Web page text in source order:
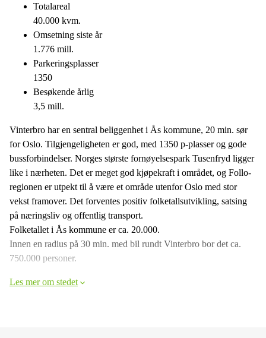
Totalareal
40.000 kvm.
Omsetning siste år
1.776 mill.
Parkeringsplasser
1350
Besøkende årlig
3,5 mill.
Vinterbro har en sentral beliggenhet i Ås kommune, 20 min. sør
for Oslo. Tilgjengeligheten er god, med 1350 p-plasser og gode
bussforbindelser. Norges største fornøyelsespark Tusenfryd ligger
like i nærheten. Det er meget god kjøpekraft i området, og Follo-
regionen er utpekt til å være et område utenfor Oslo med stor
vekst framover. Det forventes positiv folketallsutvikling, satsing
på næringsliv og offentlig transport.
Folketallet i Ås kommune er ca. 20.000.
Innen en radius på 30 min. med bil rundt Vinterbro bor det ca.
750.000 personer.
Les mer om stedet